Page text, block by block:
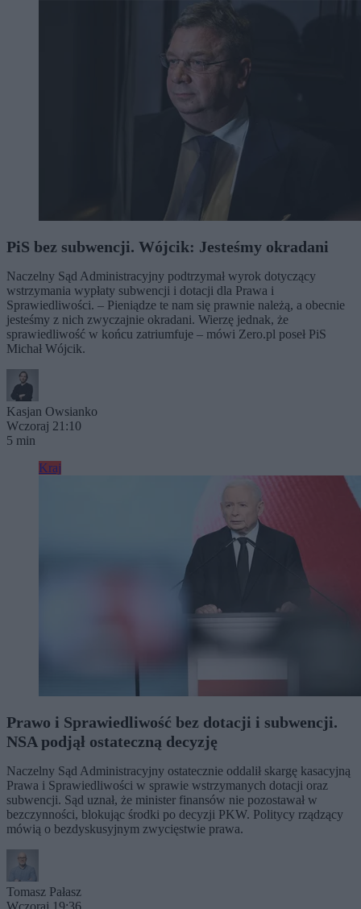
PiS bez subwencji. Wójcik: Jesteśmy okradani
Naczelny Sąd Administracyjny podtrzymał wyrok dotyczący
wstrzymania wypłaty subwencji i dotacji dla Prawa i
Sprawiedliwości. – Pieniądze te nam się prawnie należą, a obecnie
jesteśmy z nich zwyczajnie okradani. Wierzę jednak, że
sprawiedliwość w końcu zatriumfuje – mówi Zero.pl poseł PiS
Michał Wójcik.
Kasjan Owsianko
Wczoraj 21:10
5 min
Kraj
Prawo i Sprawiedliwość bez dotacji i subwencji.
NSA podjął ostateczną decyzję
Naczelny Sąd Administracyjny ostatecznie oddalił skargę kasacyjną
Prawa i Sprawiedliwości w sprawie wstrzymanych dotacji oraz
subwencji. Sąd uznał, że minister finansów nie pozostawał w
bezczynności, blokując środki po decyzji PKW. Politycy rządzący
mówią o bezdyskusyjnym zwycięstwie prawa.
Tomasz Pałasz
Wczoraj 19:36